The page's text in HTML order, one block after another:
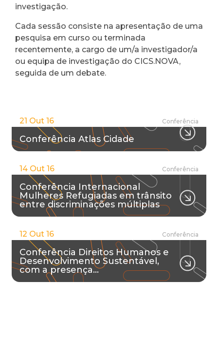
investigação.
Cada sessão consiste na apresentação de uma
pesquisa em curso ou terminada
recentemente, a cargo de um/a investigador/a
ou equipa de investigação do CICS.NOVA,
seguida de um debate.
21 Out 16 Conferência
Conferência Atlas Cidade
14 Out 16 Conferência
Conferência Internacional
Mulheres Refugiadas em trânsito
entre discriminações múltiplas
12 Out 16 Conferência
Conferência Direitos Humanos e
Desenvolvimento Sustentável,
com a presença…